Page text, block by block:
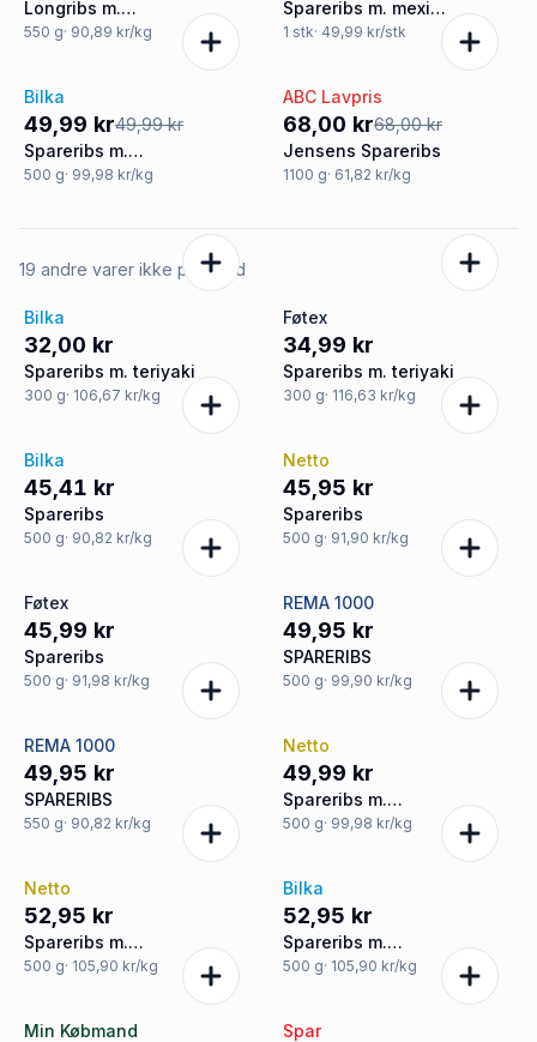
Longribs m.
barbecuemarinade
550 g· 90,89 kr/kg
Spareribs m. mexi
marinade
1 stk· 49,99 kr/stk
Tilbud
Bilka
49,99 kr49,99 kr
Spareribs m.
barbecuemarinade
500 g· 99,98 kr/kg
Tilbud
ABC Lavpris
68,00 kr68,00 kr
Jensens Spareribs
1100 g· 61,82 kr/kg
19 andre varer ikke på tilbud
Bilka
32,00 kr
Spareribs m. teriyaki
300 g· 106,67 kr/kg
Føtex
34,99 kr
Spareribs m. teriyaki
300 g· 116,63 kr/kg
Bilka
45,41 kr
Spareribs
500 g· 90,82 kr/kg
Netto
45,95 kr
Spareribs
500 g· 91,90 kr/kg
Føtex
45,99 kr
Spareribs
500 g· 91,98 kr/kg
REMA 1000
49,95 kr
SPARERIBS
500 g· 99,90 kr/kg
REMA 1000
49,95 kr
SPARERIBS
550 g· 90,82 kr/kg
Netto
49,99 kr
Spareribs m.
barbecuemarinade
500 g· 99,98 kr/kg
Netto
52,95 kr
Spareribs m.
barbecuemarinade
500 g· 105,90 kr/kg
Bilka
52,95 kr
Spareribs m.
barbecuemarinade
500 g· 105,90 kr/kg
Min Købmand Spar